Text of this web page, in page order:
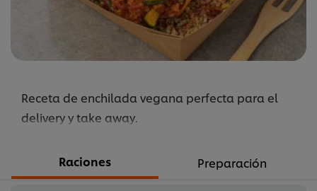
Receta de enchilada vegana perfecta para el
delivery y take away.
Raciones Preparación